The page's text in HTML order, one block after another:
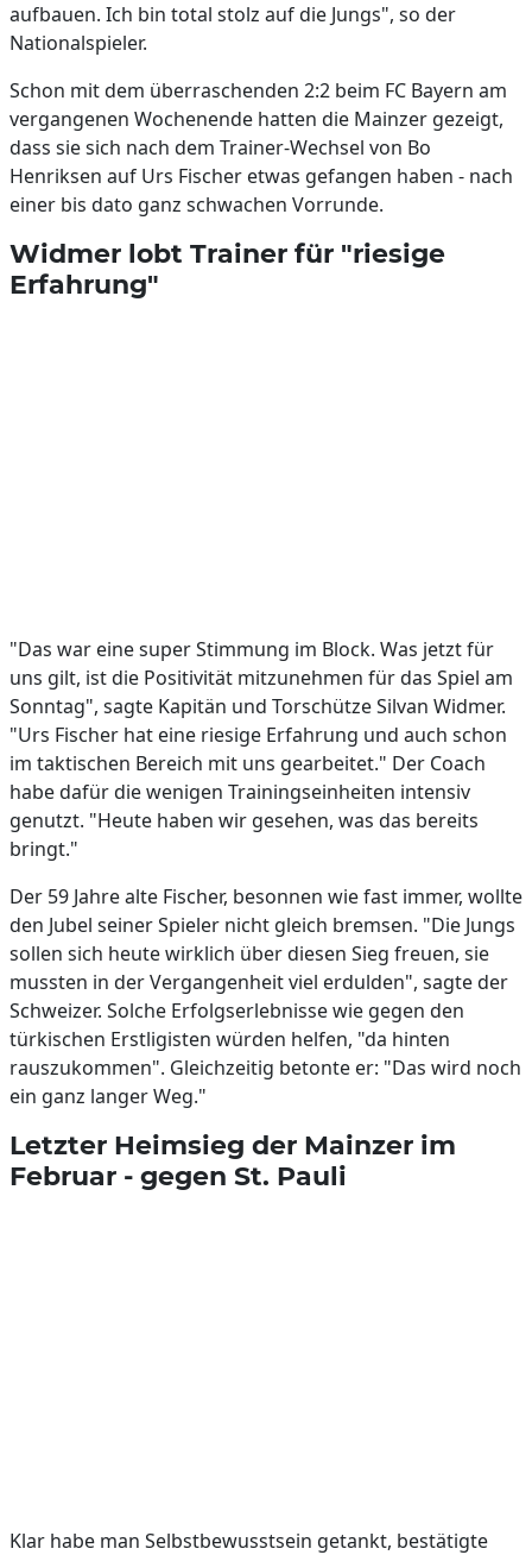
aufbauen. Ich bin total stolz auf die Jungs", so der
Nationalspieler.
Schon mit dem überraschenden 2:2 beim FC Bayern am
vergangenen Wochenende hatten die Mainzer gezeigt,
dass sie sich nach dem Trainer-Wechsel von Bo
Henriksen auf Urs Fischer etwas gefangen haben - nach
einer bis dato ganz schwachen Vorrunde.
Widmer lobt Trainer für "riesige
Erfahrung"
"Das war eine super Stimmung im Block. Was jetzt für
uns gilt, ist die Positivität mitzunehmen für das Spiel am
Sonntag", sagte Kapitän und Torschütze Silvan Widmer.
"Urs Fischer hat eine riesige Erfahrung und auch schon
im taktischen Bereich mit uns gearbeitet." Der Coach
habe dafür die wenigen Trainingseinheiten intensiv
genutzt. "Heute haben wir gesehen, was das bereits
bringt."
Der 59 Jahre alte Fischer, besonnen wie fast immer, wollte
den Jubel seiner Spieler nicht gleich bremsen. "Die Jungs
sollen sich heute wirklich über diesen Sieg freuen, sie
mussten in der Vergangenheit viel erdulden", sagte der
Schweizer. Solche Erfolgserlebnisse wie gegen den
türkischen Erstligisten würden helfen, "da hinten
rauszukommen". Gleichzeitig betonte er: "Das wird noch
ein ganz langer Weg."
Letzter Heimsieg der Mainzer im
Februar - gegen St. Pauli
Klar habe man Selbstbewusstsein getankt, bestätigte